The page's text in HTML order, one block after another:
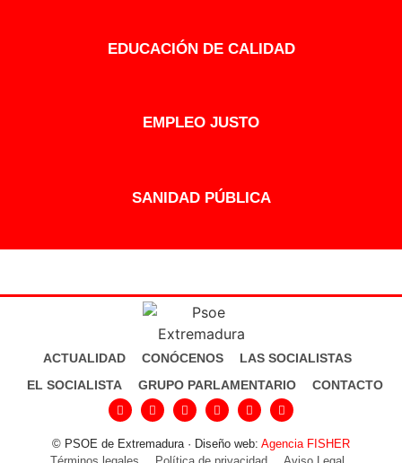
EDUCACIÓN DE CALIDAD
EMPLEO JUSTO
SANIDAD PÚBLICA
ACTUALIDAD CONÓCENOS
LAS SOCIALISTAS
EL SOCIALISTA
GRUPO PARLAMENTARIO CONTACTO
© PSOE de Extremadura · Diseño web: Agencia FISHER